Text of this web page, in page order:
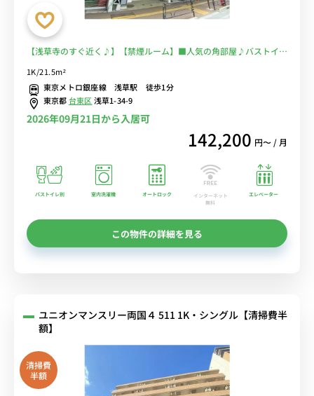
【浅草寺のすぐ近く♪】【禁煙ルーム】■人気の角部屋♪バストイレ
完備♪2口ガスコンロ付き♪デスクとチェアのあるお部屋♪■東京メ
トロ銀座線「浅草駅」徒歩1分■選べるWi-Fi格安レンタル中！
1K/21.5m²
東京メトロ銀座線 浅草駅 徒歩1分
東京都台東区浅草1-34-9
2026年09月21日から入居可
142,200 円〜 / 月
バストイレ別 室内洗濯機 オートロック
インターネット
無料
エレベーター
この物件の詳細を見る
ユニオンマンスリー両国４ 511 1K・シングル【清掃費半
額】
清掃費
半額